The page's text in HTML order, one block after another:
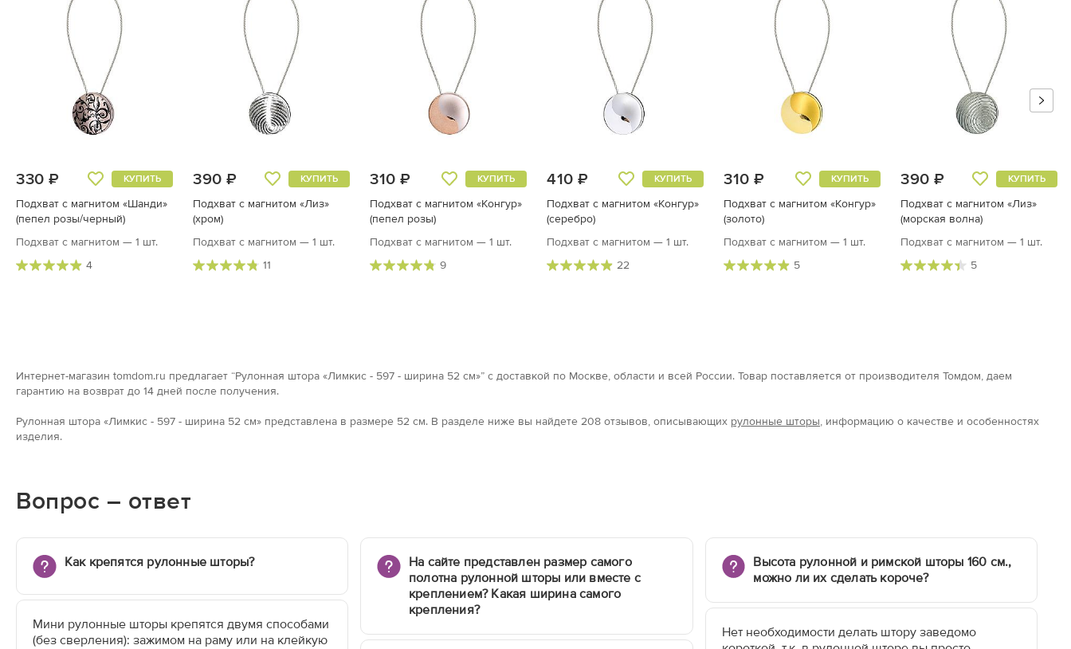
330 ₽ КУПИТЬ
Подхват с магнитом «Шанди»
(пепел розы/черный)
Подхват с магнитом — 1 шт.
4
390 ₽ КУПИТЬ
Подхват с магнитом «Лиз»
(хром)
Подхват с магнитом — 1 шт.
11
310 ₽ КУПИТЬ
Подхват с магнитом «Конгур»
(пепел розы)
Подхват с магнитом — 1 шт.
9
410 ₽ КУПИТЬ
Подхват с магнитом «Конгур»
(серебро)
Подхват с магнитом — 1 шт.
22
310 ₽ КУПИТЬ
Подхват с магнитом «Конгур»
(золото)
Подхват с магнитом — 1 шт.
5
390 ₽ КУПИТЬ
Подхват с магнитом «Лиз»
(морская волна)
Подхват с магнитом — 1 шт.
5
Интернет-магазин tomdom.ru предлагает “Рулонная штора «Лимкис - 597 - ширина 52 см»” с доставкой по Москве, области и всей России. Товар поставляется от производителя Томдом, даем
гарантию на возврат до 14 дней после получения.
Рулонная штора «Лимкис - 597 - ширина 52 см» представлена в размерe 52 см. В разделе ниже вы найдете 208 отзывов, описывающих рулонные шторы, информацию о качестве и особенностях
изделия.
Вопрос – ответ
Как крепятся рулонные шторы?
Мини рулонные шторы крепятся двумя способами
(без сверления): зажимом на раму или на клейкую
На сайте представлен размер самого
полотна рулонной шторы или вместе с
креплением? Какая ширина самого
крепления?
Высота рулонной и римской шторы 160 см.,
можно ли их сделать короче?
Нет необходимости делать штору заведомо